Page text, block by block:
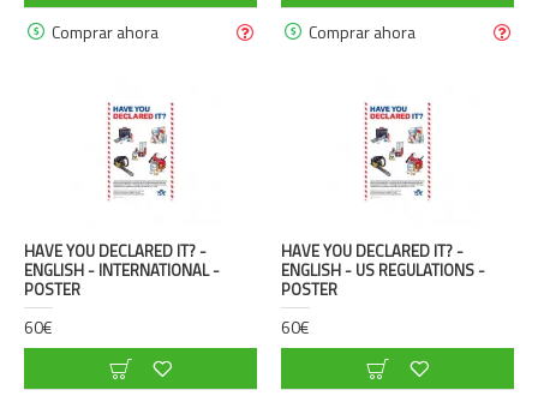
Comprar ahora Comprar ahora
HAVE YOU DECLARED IT? -
ENGLISH - INTERNATIONAL -
POSTER
60€
HAVE YOU DECLARED IT? -
ENGLISH - US REGULATIONS -
POSTER
60€